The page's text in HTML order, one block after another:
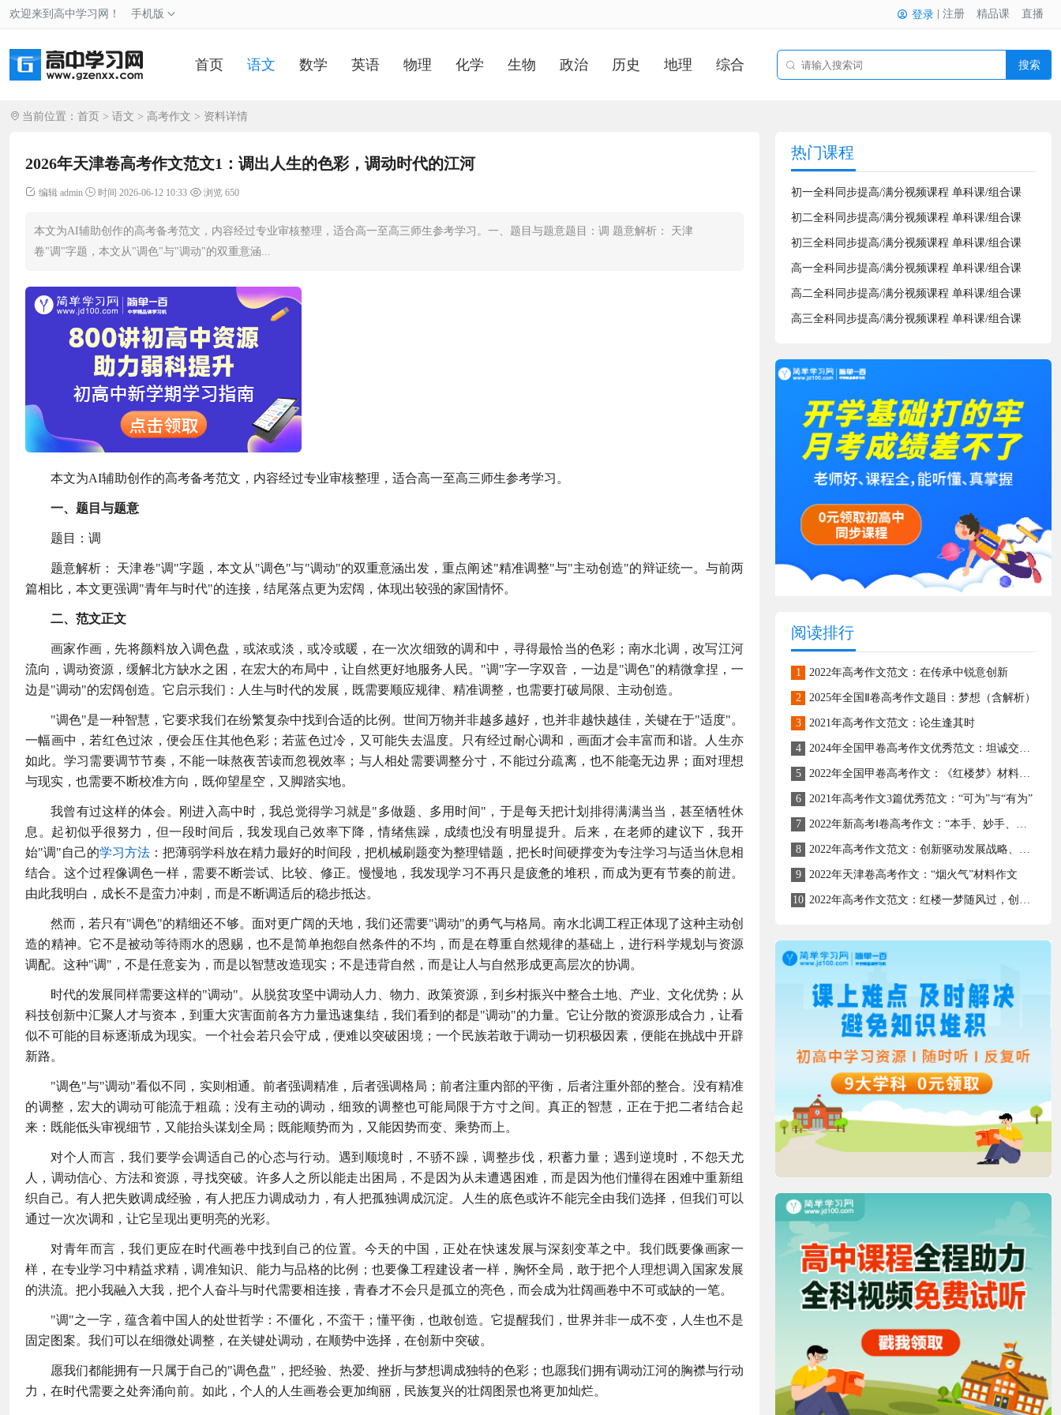
欢迎来到高中学习网！ 手机版 登录 注册 精品课 直播
首页 语文 数学 英语 物理 化学 生物 政治 历史 地理 综合 搜索
当前位置： 首页 > 语文 > 高考作文 > 资料详情
2026年天津卷高考作文范文1：调出人生的色彩，调动时代的江河
编辑 admin 时间 2026-06-12 10:33 浏览 650
本文为AI辅助创作的高考备考范文，内容经过专业审核整理，适合高一至高三师生参考学习。一、题目与题意题目：调 题意解析： 天津
卷"调"字题，本文从"调色"与"调动"的双重意涵...
本文为AI辅助创作的高考备考范文，内容经过专业审核整理，适合高一至高三师生参考学习。
一、题目与题意
题目：调
题意解析： 天津卷"调"字题，本文从"调色"与"调动"的双重意涵出发，重点阐述"精准调整"与"主动创造"的辩证统一。与前两
篇相比，本文更强调"青年与时代"的连接，结尾落点更为宏阔，体现出较强的家国情怀。
二、范文正文
画家作画，先将颜料放入调色盘，或浓或淡，或冷或暖，在一次次细致的调和中，寻得最恰当的色彩；南水北调，改写江河
流向，调动资源，缓解北方缺水之困，在宏大的布局中，让自然更好地服务人民。"调"字一字双音，一边是"调色"的精微拿捏，一
边是"调动"的宏阔创造。它启示我们：人生与时代的发展，既需要顺应规律、精准调整，也需要打破局限、主动创造。
"调色"是一种智慧，它要求我们在纷繁复杂中找到合适的比例。世间万物并非越多越好，也并非越快越佳，关键在于"适度"。
一幅画中，若红色过浓，便会压住其他色彩；若蓝色过冷，又可能失去温度。只有经过耐心调和，画面才会丰富而和谐。人生亦
如此。学习需要调节节奏，不能一味熬夜苦读而忽视效率；与人相处需要调整分寸，不能过分疏离，也不能毫无边界；面对理想
与现实，也需要不断校准方向，既仰望星空，又脚踏实地。
我曾有过这样的体会。刚进入高中时，我总觉得学习就是"多做题、多用时间"，于是每天把计划排得满满当当，甚至牺牲休
息。起初似乎很努力，但一段时间后，我发现自己效率下降，情绪焦躁，成绩也没有明显提升。后来，在老师的建议下，我开
始"调"自己的学习方法 ：把薄弱学科放在精力最好的时间段，把机械刷题变为整理错题，把长时间硬撑变为专注学习与适当休息相
结合。这个过程像调色一样，需要不断尝试、比较、修正。慢慢地，我发现学习不再只是疲惫的堆积，而成为更有节奏的前进。
由此我明白，成长不是蛮力冲刺，而是不断调适后的稳步抵达。
然而，若只有"调色"的精细还不够。面对更广阔的天地，我们还需要"调动"的勇气与格局。南水北调工程正体现了这种主动创
造的精神。它不是被动等待雨水的恩赐，也不是简单抱怨自然条件的不均，而是在尊重自然规律的基础上，进行科学规划与资源
调配。这种"调"，不是任意妄为，而是以智慧改造现实；不是违背自然，而是让人与自然形成更高层次的协调。
时代的发展同样需要这样的"调动"。从脱贫攻坚中调动人力、物力、政策资源，到乡村振兴中整合土地、产业、文化优势；从
科技创新中汇聚人才与资本，到重大灾害面前各方力量迅速集结，我们看到的都是"调动"的力量。它让分散的资源形成合力，让看
似不可能的目标逐渐成为现实。一个社会若只会守成，便难以突破困境；一个民族若敢于调动一切积极因素，便能在挑战中开辟
新路。
"调色"与"调动"看似不同，实则相通。前者强调精准，后者强调格局；前者注重内部的平衡，后者注重外部的整合。没有精准
的调整，宏大的调动可能流于粗疏；没有主动的调动，细致的调整也可能局限于方寸之间。真正的智慧，正在于把二者结合起
来：既能低头审视细节，又能抬头谋划全局；既能顺势而为，又能因势而变、乘势而上。
对个人而言，我们要学会调适自己的心态与行动。遇到顺境时，不骄不躁，调整步伐，积蓄力量；遇到逆境时，不怨天尤
人，调动信心、方法和资源，寻找突破。许多人之所以能走出困局，不是因为从未遭遇困难，而是因为他们懂得在困难中重新组
织自己。有人把失败调成经验，有人把压力调成动力，有人把孤独调成沉淀。人生的底色或许不能完全由我们选择，但我们可以
通过一次次调和，让它呈现出更明亮的光彩。
对青年而言，我们更应在时代画卷中找到自己的位置。今天的中国，正处在快速发展与深刻变革之中。我们既要像画家一
样，在专业学习中精益求精，调准知识、能力与品格的比例；也要像工程建设者一样，胸怀全局，敢于把个人理想调入国家发展
的洪流。把小我融入大我，把个人奋斗与时代需要相连接，青春才不会只是孤立的亮色，而会成为壮阔画卷中不可或缺的一笔。
"调"之一字，蕴含着中国人的处世哲学：不僵化，不蛮干；懂平衡，也敢创造。它提醒我们，世界并非一成不变，人生也不是
固定图案。我们可以在细微处调整，在关键处调动，在顺势中选择，在创新中突破。
愿我们都能拥有一只属于自己的"调色盘"，把经验、热爱、挫折与梦想调成独特的色彩；也愿我们拥有调动江河的胸襟与行动
力，在时代需要之处奔涌向前。如此，个人的人生画卷会更加绚丽，民族复兴的壮阔图景也将更加灿烂。
热门课程
初一全科同步提高/满分视频课程 单科课/组合课
初二全科同步提高/满分视频课程 单科课/组合课
初三全科同步提高/满分视频课程 单科课/组合课
高一全科同步提高/满分视频课程 单科课/组合课
高二全科同步提高/满分视频课程 单科课/组合课
高三全科同步提高/满分视频课程 单科课/组合课
阅读排行
1 2022年高考作文范文：在传承中锐意创新
2 2025年全国Ⅱ卷高考作文题目：梦想（含解析）
3 2021年高考作文范文：论生逢其时
4 2024年全国甲卷高考作文优秀范文：坦诚交流—心灵与成长的桥梁
5 2022年全国甲卷高考作文：《红楼梦》材料作文
6 2021年高考作文3篇优秀范文：“可为”与“有为”
7 2022年新高考Ⅰ卷高考作文：“本手、妙手、俗手”材料作文
8 2022年高考作文范文：创新驱动发展战略、人才强国战略
9 2022年天津卷高考作文：“烟火气”材料作文
10 2022年高考作文范文：红楼一梦随风过，创新创造壮河山